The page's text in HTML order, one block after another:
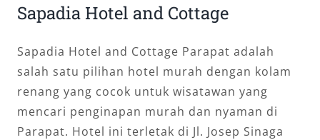
Sapadia Hotel and Cottage
Sapadia Hotel and Cottage Parapat adalah
salah satu pilihan hotel murah dengan kolam
renang yang cocok untuk wisatawan yang
mencari penginapan murah dan nyaman di
Parapat. Hotel ini terletak di Jl. Josep Sinaga